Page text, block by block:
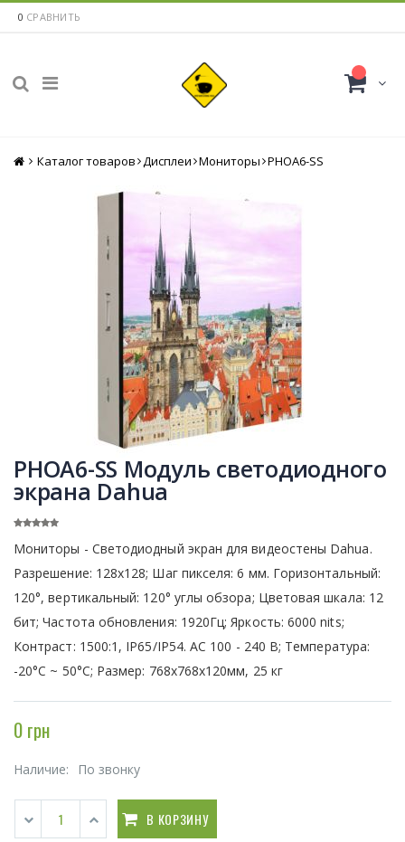
0 СРАВНИТЬ
Главная
Каталог товаров Дисплеи Мониторы PHOA6-SS
PHOA6-SS Модуль светодиодного
экрана Dahua
Мониторы - Светодиодный экран для видеостены Dahua.
Разрешение: 128х128; Шаг пикселя: 6 мм. Горизонтальный:
120°, вертикальный: 120° углы обзора; Цветовая шкала: 12
бит; Частота обновления: 1920Гц; Яркость: 6000 nits;
Контраст: 1500:1, IP65/IP54. АС 100 - 240 В; Температура:
-20°C ~ 50°C; Размер: 768х768х120мм, 25 кг
0 грн
Наличие: По звонку
В КОРЗИНУ